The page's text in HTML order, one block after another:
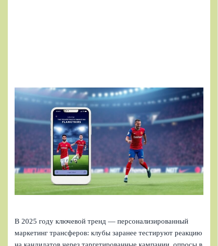
В 2025 году ключевой тренд — персонализированный
маркетинг трансферов: клубы заранее тестируют реакцию